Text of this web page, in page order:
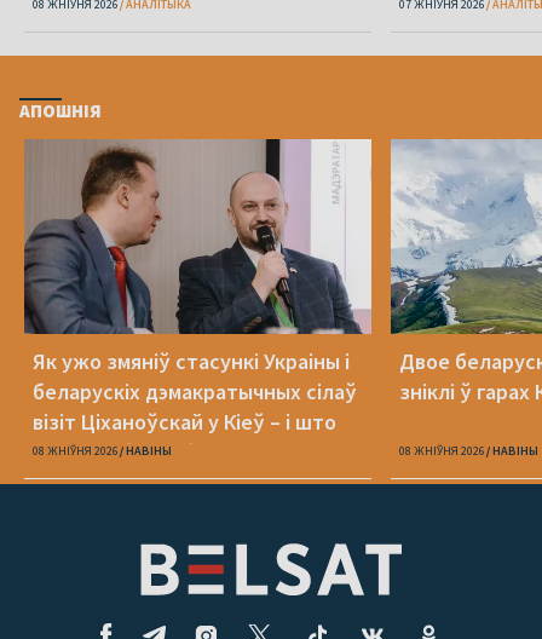
08 ЖНІЎНЯ 2026 АНАЛІТЫКА 07 ЖНІЎНЯ 2026
АПОШНІЯ
Як ужо змяніў стасункі Украіны і
беларускіх дэмакратычных сілаў
візіт Ціханоўскай у Кіеў – і што
яшчэ трэба зрабіць
08 ЖНІЎНЯ 2026 НАВІНЫ
Двое
зніклі ў
08 ЖНІЎНЯ 2026 НАВІНЫ